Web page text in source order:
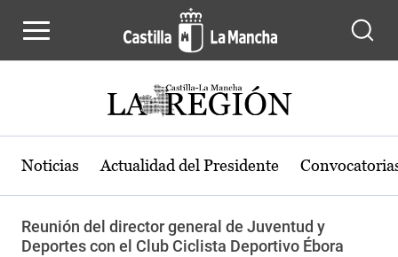
Noticias Actualidad del Presidente
Reunión del director general de Juventud y
Deportes con el Club Ciclista Deportivo Ébora